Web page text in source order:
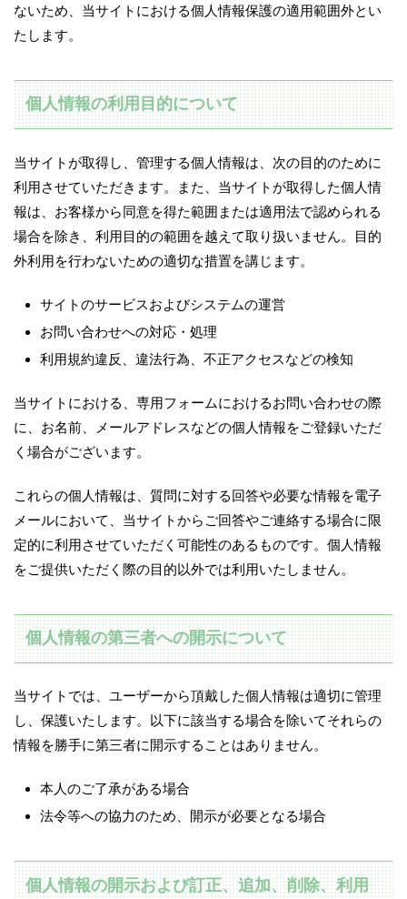
ないため、当サイトにおける個人情報保護の適用範囲外とい
たします。
個人情報の利用目的について
当サイトが取得し、管理する個人情報は、次の目的のために
利用させていただきます。また、当サイトが取得した個人情
報は、お客様から同意を得た範囲または適用法で認められる
場合を除き、利用目的の範囲を越えて取り扱いません。目的
外利用を行わないための適切な措置を講じます。
サイトのサービスおよびシステムの運営
お問い合わせへの対応・処理
利用規約違反、違法行為、不正アクセスなどの検知
当サイトにおける、専用フォームにおけるお問い合わせの際
に、お名前、メールアドレスなどの個人情報をご登録いただ
く場合がございます。
これらの個人情報は、質問に対する回答や必要な情報を電子
メールにおいて、当サイトからご回答やご連絡する場合に限
定的に利用させていただく可能性のあるものです。個人情報
をご提供いただく際の目的以外では利用いたしません。
個人情報の第三者への開示について
当サイトでは、ユーザーから頂戴した個人情報は適切に管理
し、保護いたします。以下に該当する場合を除いてそれらの
情報を勝手に第三者に開示することはありません。
本人のご了承がある場合
法令等への協力のため、開示が必要となる場合
個人情報の開示および訂正、追加、削除、利用